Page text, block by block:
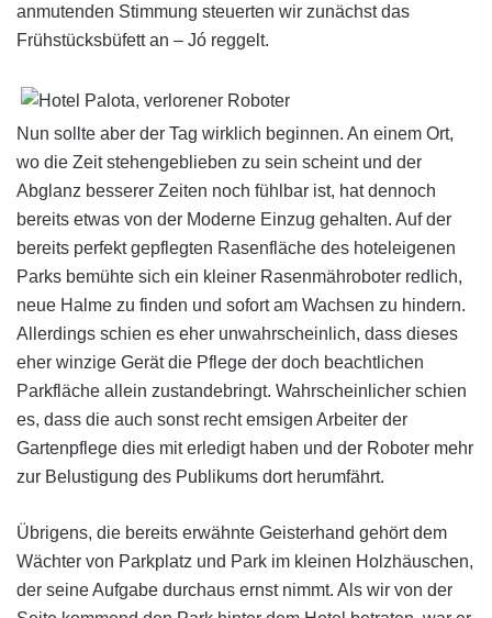
anmutenden Stimmung steuerten wir zunächst das
Frühstücksbüfett an – Jó reggelt.
Nun sollte aber der Tag wirklich beginnen. An einem Ort,
wo die Zeit stehengeblieben zu sein scheint und der
Abglanz besserer Zeiten noch fühlbar ist, hat dennoch
bereits etwas von der Moderne Einzug gehalten. Auf der
bereits perfekt gepflegten Rasenfläche des hoteleigenen
Parks bemühte sich ein kleiner Rasenmähroboter redlich,
neue Halme zu finden und sofort am Wachsen zu hindern.
Allerdings schien es eher unwahrscheinlich, dass dieses
eher winzige Gerät die Pflege der doch beachtlichen
Parkfläche allein zustandebringt. Wahrscheinlicher schien
es, dass die auch sonst recht emsigen Arbeiter der
Gartenpflege dies mit erledigt haben und der Roboter mehr
zur Belustigung des Publikums dort herumfährt.
Übrigens, die bereits erwähnte Geisterhand gehört dem
Wächter von Parkplatz und Park im kleinen Holzhäuschen,
der seine Aufgabe durchaus ernst nimmt. Als wir von der